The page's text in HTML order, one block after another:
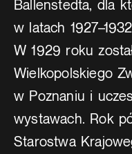
Ballenstedta, dla
w latach
W 1929 roku
Wielkopolskiego
w Poznaniu i
wystawach. Rok
Starostwa